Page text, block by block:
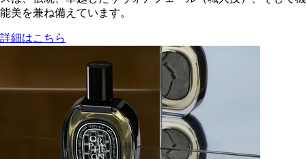
能美を兼ね備えています。
詳細はこちら